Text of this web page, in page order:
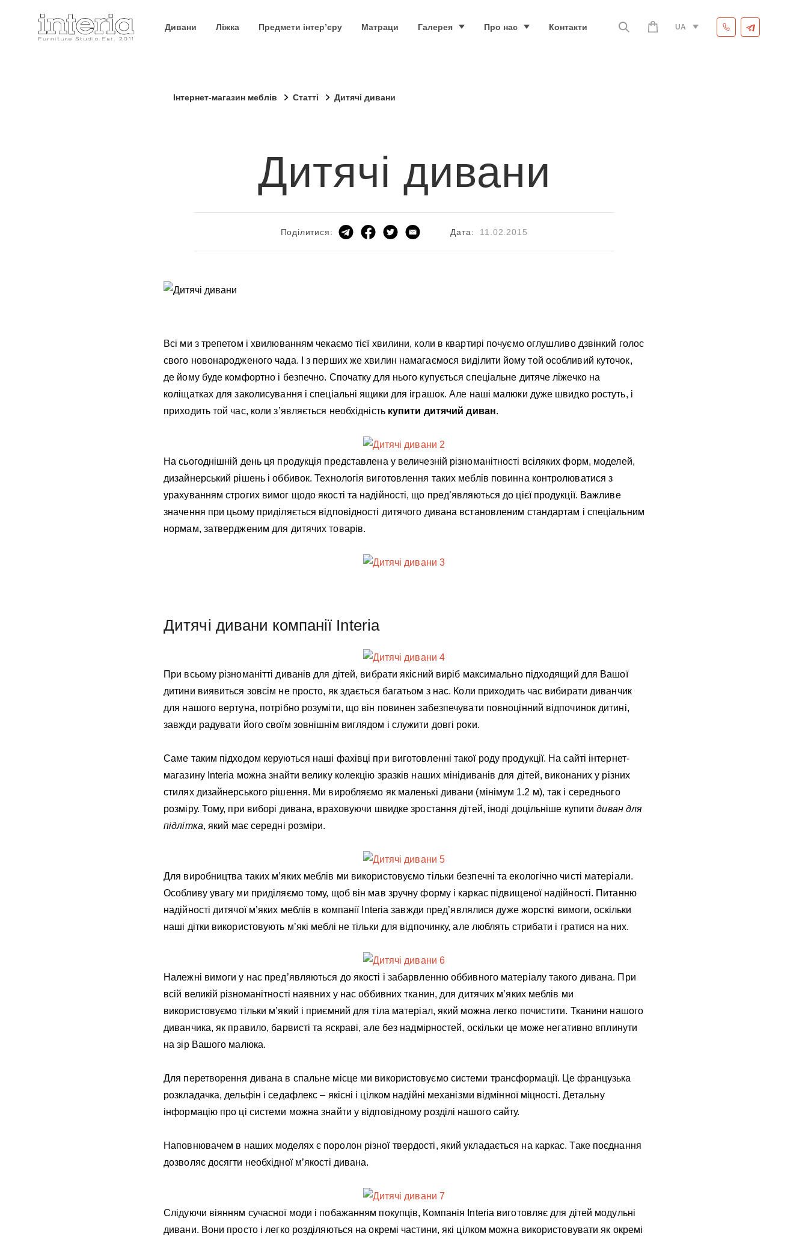
Дивани Ліжка Предмети інтер’єру Матраци Галерея Про нас Контакти UA
Інтернет-магазин меблів Статті Дитячі дивани
Дитячі дивани
Поділитися: Дата: 11.02.2015
Всі ми з трепетом і хвилюванням чекаємо тієї хвилини, коли в квартирі почуємо оглушливо дзвінкий голос
свого новонародженого чада. І з перших же хвилин намагаємося виділити йому той особливий куточок,
де йому буде комфортно і безпечно. Спочатку для нього купується спеціальне дитяче ліжечко на
коліщатках для заколисування і спеціальні ящики для іграшок. Але наші малюки дуже швидко ростуть, і
приходить той час, коли з’являється необхідність купити дитячий диван.
На сьогоднішній день ця продукція представлена у величезній різноманітності всіляких форм, моделей,
дизайнерський рішень і оббивок. Технологія виготовлення таких меблів повинна контролюватися з
урахуванням строгих вимог щодо якості та надійності, що пред’являються до цієї продукції. Важливе
значення при цьому приділяється відповідності дитячого дивана встановленим стандартам і спеціальним
нормам, затвердженим для дитячих товарів.
Дитячі дивани компанії Interia
При всьому різноманітті диванів для дітей, вибрати якісний виріб максимально підходящий для Вашої
дитини виявиться зовсім не просто, як здається багатьом з нас. Коли приходить час вибирати диванчик
для нашого вертуна, потрібно розуміти, що він повинен забезпечувати повноцінний відпочинок дитині,
завжди радувати його своїм зовнішнім виглядом і служити довгі роки.
Саме таким підходом керуються наші фахівці при виготовленні такої роду продукції. На сайті інтернет-
магазину Interia можна знайти велику колекцію зразків наших мінідиванів для дітей, виконаних у різних
стилях дизайнерського рішення. Ми виробляємо як маленькі дивани (мінімум 1.2 м), так і середнього
розміру. Тому, при виборі дивана, враховуючи швидке зростання дітей, іноді доцільніше купитидиван для
підлітка, який має середні розміри.
Для виробництва таких м’яких меблів ми використовуємо тільки безпечні та екологічно чисті матеріали.
Особливу увагу ми приділяємо тому, щоб він мав зручну форму і каркас підвищеної надійності. Питанню
надійності дитячої м’яких меблів в компанії Interia завжди пред’являлися дуже жорсткі вимоги, оскільки
наші дітки використовують м’які меблі не тільки для відпочинку, але люблять стрибати і гратися на них.
Належні вимоги у нас пред’являються до якості і забарвленню оббивного матеріалу такого дивана. При
всій великій різноманітності наявних у нас оббивних тканин, для дитячих м’яких меблів ми
використовуємо тільки м’який і приємний для тіла матеріал, який можна легко почистити. Тканини нашого
диванчика, як правило, барвисті та яскраві, але без надмірностей, оскільки це може негативно вплинути
на зір Вашого малюка.
Для перетворення дивана в спальне місце ми використовуємо системи трансформації. Це французька
розкладачка, дельфін і седафлекс – якісні і цілком надійні механізми відмінної міцності. Детальну
інформацію про ці системи можна знайти у відповідному розділі нашого сайту.
Наповнювачем в наших моделях є поролон різної твердості, який укладається на каркас. Таке поєднання
дозволяє досягти необхідної м’якості дивана.
Слідуючи віянням сучасної моди і побажанням покупців, Компанія Interia виготовляє для дітей модульні
дивани. Вони просто і легко розділяються на окремі частини, які цілком можна використовувати як окремі